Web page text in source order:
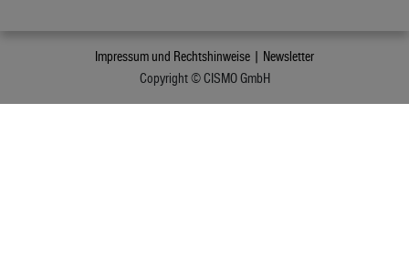
Impressum und Rechtshinweise | Newsletter
Copyright © CISMO GmbH